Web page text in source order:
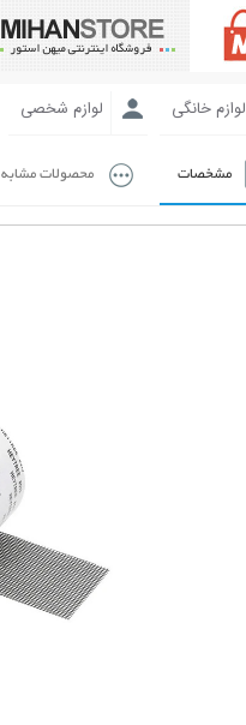
لوازم خانگی لوازم شخصی
مشخصات محصولات مشابه